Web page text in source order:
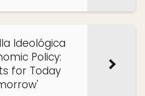
Ideológica
Policy:
for Today